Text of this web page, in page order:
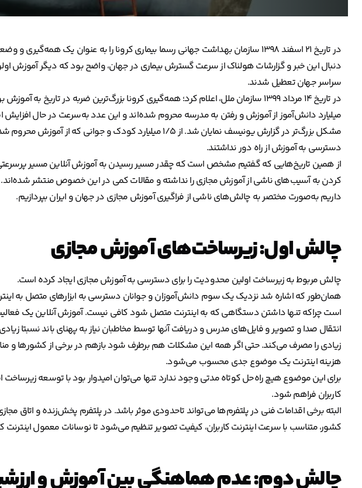
در تاریخ ۲۱ اسفند ۱۳۹۸ سازمان بهداشت جهانی رسما بیماری کرونا را به عنوان یک
دنبال این خبر و گزارشات هولناک از سرعت گسترش بیماری در جهان، واضح بود که دیگر آموزش
سراسر جهان تعطیل شدند.‌
در تاریخ ۱۴ مرداد ۱۳۹۹ سازمان ملل، اعلام کرد؛ همه‌گیری کرونا بزرگ‌ترین ضربه در
میلیارد دانش‌آموز از آموزش و رفتن به مدرسه محروم شده‌اند و این عدد به‌سرعت در حال
دسترسی به آموزش از راه دور نداشتند.
از همین تاریخ‌هایی که گفتیم مشخص است که چقدر مسیر رسیدن به آموزش آنلاین مسیر
کردن به آسیب‌های ناشی از آموزش مجازی را نداشته و مقالات کمی در این خصوص منتشر
داریم به‌صورت مختصر به چالش‌های ناشی از فراگیری آموزش مجازی در جهان و ایران بپردازیم.
چالش اول: زیرساخت‌های آموزش مجازی
چالش مربوط به زیرساخت اولین محدودیت را برای دسترسی به آموزش مجازی ایجاد کرده است.
همان‌طور که اشاره شد نزدیک یک سوم دانش‌آموزان و جوانان دسترسی به ابزارهای متصل به
است چراکه تنها داشتن دستگاهی که به اینترنت متصل شود کافی نیست. آموزش آنلاین یک
انتقال صدا و تصویر و فایل‌های مدرس و دریافت آنها توسط مخاطبان نیاز به پهنای باند نسبتا
زیادی را مصرف می‌کند. حتی اگر همه این مشکلات هم برطرف شود بازهم در برخی از کشورها و
هزینه اینترنت یک موضوع جدی محسوب می‌شود.
برای این موضوع هیچ راه‌حل کوتاه مدتی وجود ندارد تنها می‌توان امیدوار بود با توسعه
کاربران فراهم شود.
البته برخی اقدامات فنی در پلتفرم‌ها می‌تواند تاحدودی موثر باشد. در پلتفرم پخش‌زنده و اتاق
کشور، متناسب با سرعت اینترنت کاربران، کیفیت تصویر تنظیم می‌شود تا نوسانات معمول
چالش دوم: عدم هماهنگی بین آموزش و